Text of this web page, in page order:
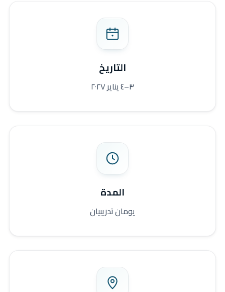
التاريخ
٣–٤ يناير ٢٠٢٧
المدة
يومان تدريبيان